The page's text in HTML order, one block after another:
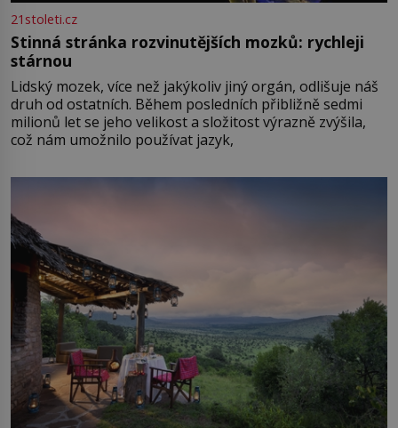
21stoleti.cz
Stinná stránka rozvinutějších mozků: rychleji
stárnou
Lidský mozek, více než jakýkoliv jiný orgán, odlišuje náš
druh od ostatních. Během posledních přibližně sedmi
milionů let se jeho velikost a složitost výrazně zvýšila,
což nám umožnilo používat jazyk,